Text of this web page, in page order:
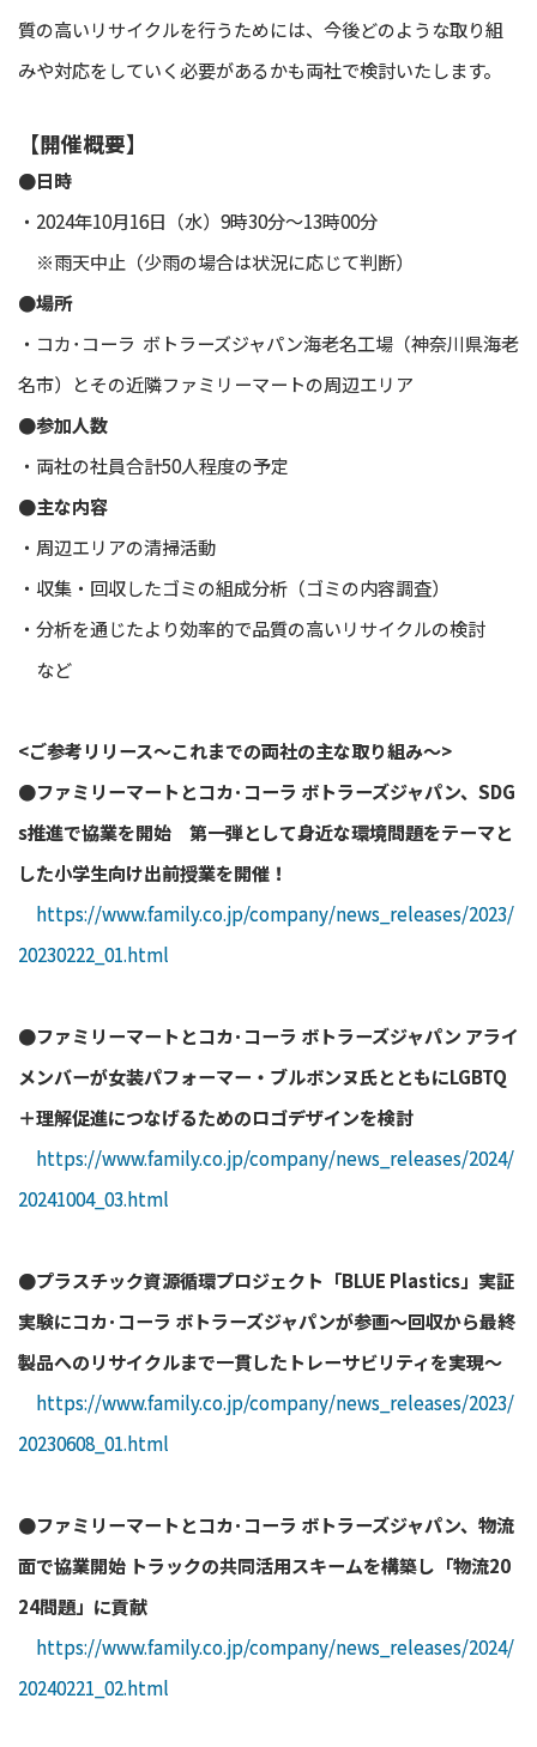
質の高いリサイクルを行うためには、今後どのような取り組
みや対応をしていく必要があるかも両社で検討いたします。
【開催概要】
●日時
・2024年10月16日（水）9時30分～13時00分
※雨天中止（少雨の場合は状況に応じて判断）
●場所
・コカ･コーラ ボトラーズジャパン海老名工場（神奈川県海老
名市）とその近隣ファミリーマートの周辺エリア
●参加人数
・両社の社員合計50人程度の予定
●主な内容
・周辺エリアの清掃活動
・収集・回収したゴミの組成分析（ゴミの内容調査）
・分析を通じたより効率的で品質の高いリサイクルの検討
など
<ご参考リリース～これまでの両社の主な取り組み～>
●ファミリーマートとコカ･コーラ ボトラーズジャパン、SDG
s推進で協業を開始 第一弾として身近な環境問題をテーマと
した小学生向け出前授業を開催！
https://www.family.co.jp/company/news_releases/2023/
20230222_01.html
●ファミリーマートとコカ･コーラ ボトラーズジャパン アライ
メンバーが女装パフォーマー・ブルボンヌ氏とともにLGBTQ
＋理解促進につなげるためのロゴデザインを検討
https://www.family.co.jp/company/news_releases/2024/
20241004_03.html
●プラスチック資源循環プロジェクト「BLUE Plastics」実証
実験にコカ･コーラ ボトラーズジャパンが参画～回収から最終
製品へのリサイクルまで一貫したトレーサビリティを実現～
https://www.family.co.jp/company/news_releases/2023/
20230608_01.html
●ファミリーマートとコカ･コーラ ボトラーズジャパン、物流
面で協業開始 トラックの共同活用スキームを構築し「物流20
24問題」に貢献
https://www.family.co.jp/company/news_releases/2024/
20240221_02.html